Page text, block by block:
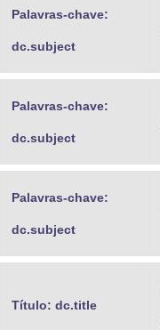
Palavras-chave:
dc.subject
Palavras-chave:
dc.subject
Palavras-chave:
dc.subject
Título: dc.title